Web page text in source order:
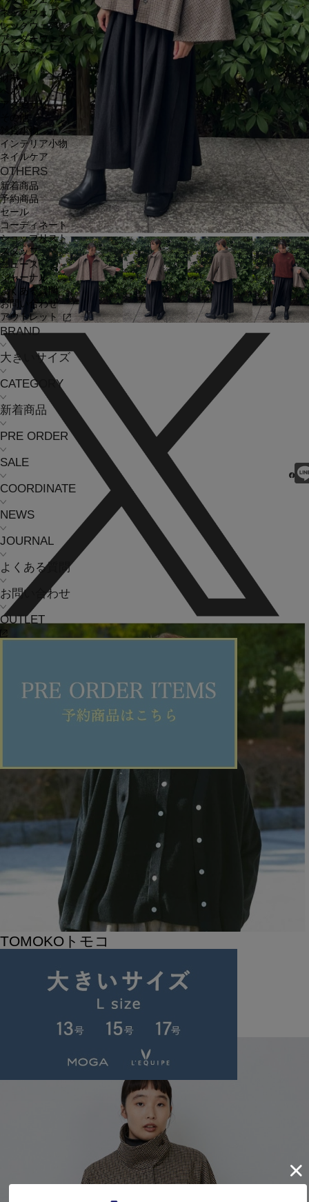
ネックウェア
レッグウェア
アンダーウェア
シューズ
バッグ
財布
ベルト
アクセサリ
その他
雑貨小物
インテリア小物
ネイルケア
OTHERS
新着商品
予約商品
セール
コーディネート
ショップリスト
スタッフ
ニュース
ジャーナル
よくある質問
お問い合わせ
アウトレット
BRAND
大きいサイズ
CATEGORY
新着商品
PRE ORDER
SALE
COORDINATE
NEWS
JOURNAL
よくある質問
お問い合わせ
OUTLET
TOMOKOトモコ
暖かいラムウールのベストをニットワンピースにon。
ニットワンピースが薄手なのでベスト合わせも着心地良く可能です！